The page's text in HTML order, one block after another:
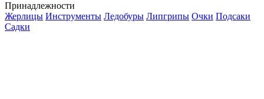
Принадлежности
Жерлицы Инструменты Ледобуры Липгрипы Очки Подсаки
Садки